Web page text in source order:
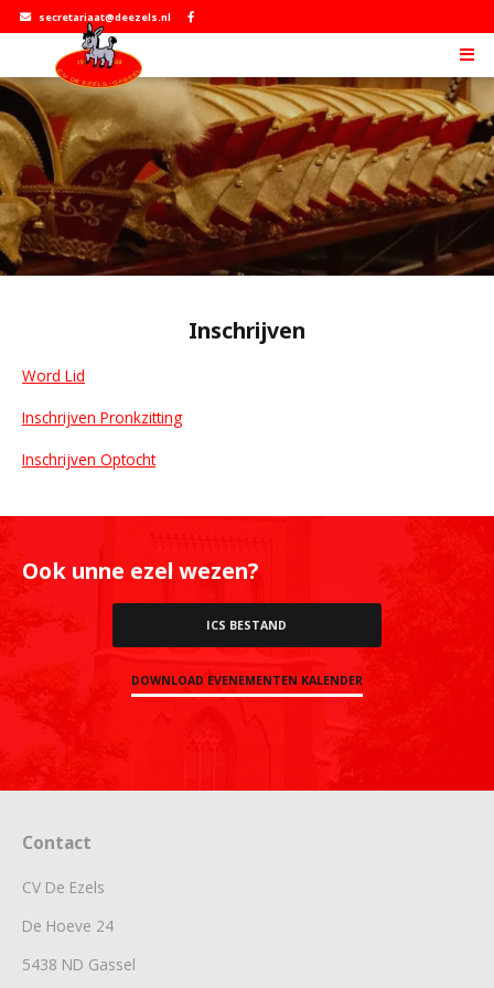
secretariaat@deezels.nl
Inschrijven
Word Lid
Inschrijven Pronkzitting
Inschrijven Optocht
Ook unne ezel wezen?
ICS BESTAND
DOWNLOAD EVENEMENTEN KALENDER
Contact
CV De Ezels
De Hoeve 24
5438 ND Gassel